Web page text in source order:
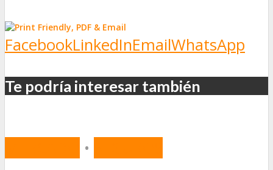
FacebookLinkedInEmailWhatsApp
Te podría interesar también
•